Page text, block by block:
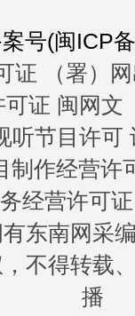
号(闽ICP
证 （署）
可证 闽网文
听节目许可
制作经营许
经营许可
东南网采
不得转载
播